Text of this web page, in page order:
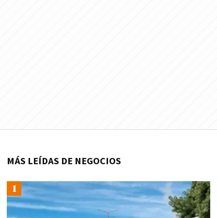
MÁS LEÍDAS DE NEGOCIOS